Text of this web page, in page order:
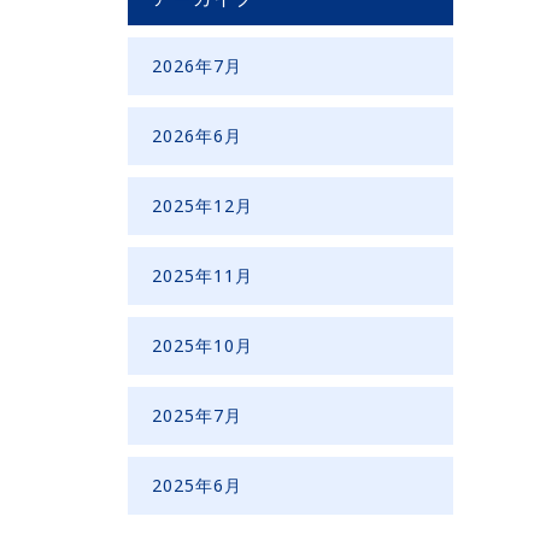
2026年7月
2026年6月
2025年12月
2025年11月
2025年10月
2025年7月
2025年6月